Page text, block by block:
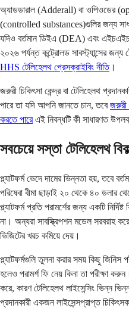
অ্যাডডারাল (Adderall) বা ওপিওডের
(controlled substances)গুলির জন্য
যদিও বর্তমান ডিইএ (DEA) এবং
২০২৬ পর্যন্ত কন্ট্রোলড সাবস্ট্যান্সের জন্য
HHS টেলিহেলথ প্রেসক্রাইবিং নীতি।
জরুরী চিকিৎসা কেন্দ্র বা টেলিহেলথ
পারে তা যদি আপনি জানতে চান, তবেজরুরী
করতে পারেএই নিবন্ধটি কী সাধারণত
সবচেয়ে সস্তা টেলিহেলথ
প্ল্যাটফর্ম ভেদে দামের ভিন্নতা হয়, তবে
পরিষেবা বীমা ছাড়াই ২০ থেকে ৪০ ডলার
প্ল্যাটফর্ম প্রতি পরামর্শের জন্য একটি
না। অন্যরা সাবস্ক্রিপশন মডেল সরবরাহ
ভিজিটের খরচ কমিয়ে দেয়।
প্ল্যাটফর্মগুলি তুলনা করার সময় কিছু জিনিস
হলেও পরামর্শ ফি নেয় কিনা তা পরীক্ষা
করে, কারণ টেলিহেলথ লাইসেন্সিং ভিন্ন
প্রদানকারী একজন লাইসেন্সপ্রাপ্ত চিকিৎসক,